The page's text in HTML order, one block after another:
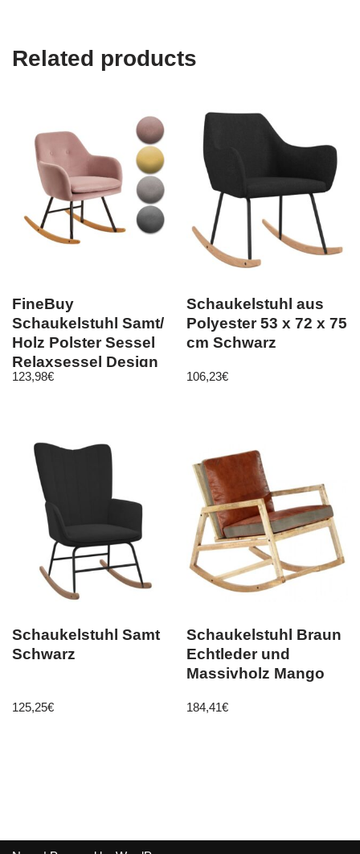
Related products
FineBuy
Schaukelstuhl Samt/
Holz Polster Sessel
Relaxsessel Design
Schaukelsessel
123,98€
Schaukelstuhl aus
Polyester 53 x 72 x 75
cm Schwarz
106,23€
Schaukelstuhl Samt
Schwarz
125,25€
Schaukelstuhl Braun
Echtleder und
Massivholz Mango
184,41€